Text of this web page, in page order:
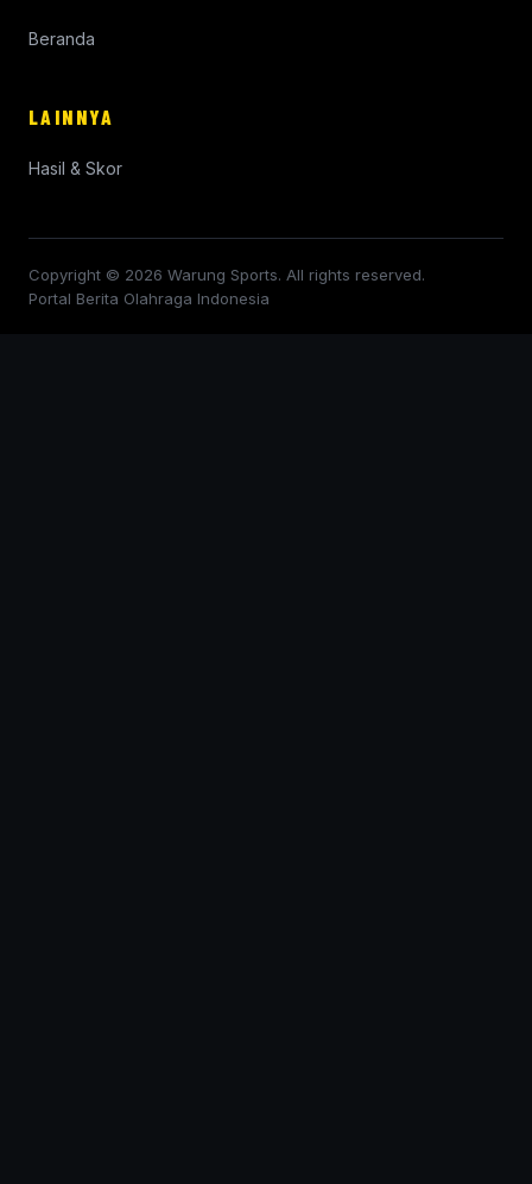
Beranda
LAINNYA
Hasil & Skor
Copyright © 2026 Warung Sports. All rights reserved.
Portal Berita Olahraga Indonesia